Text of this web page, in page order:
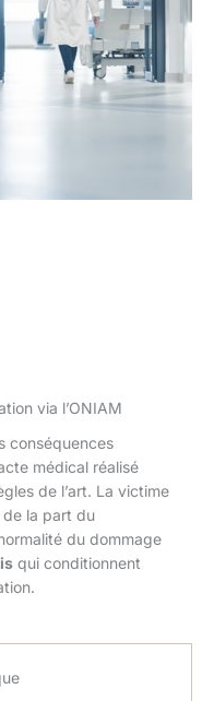
via l’ONIAM
conséquences
médical réalisé
de l’art. La victime
de la part du
du dommage
qui conditionnent